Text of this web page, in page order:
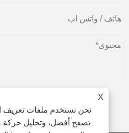
X
نحن نستخدم ملفات تعريف
تصفح أفضل، وتحليل